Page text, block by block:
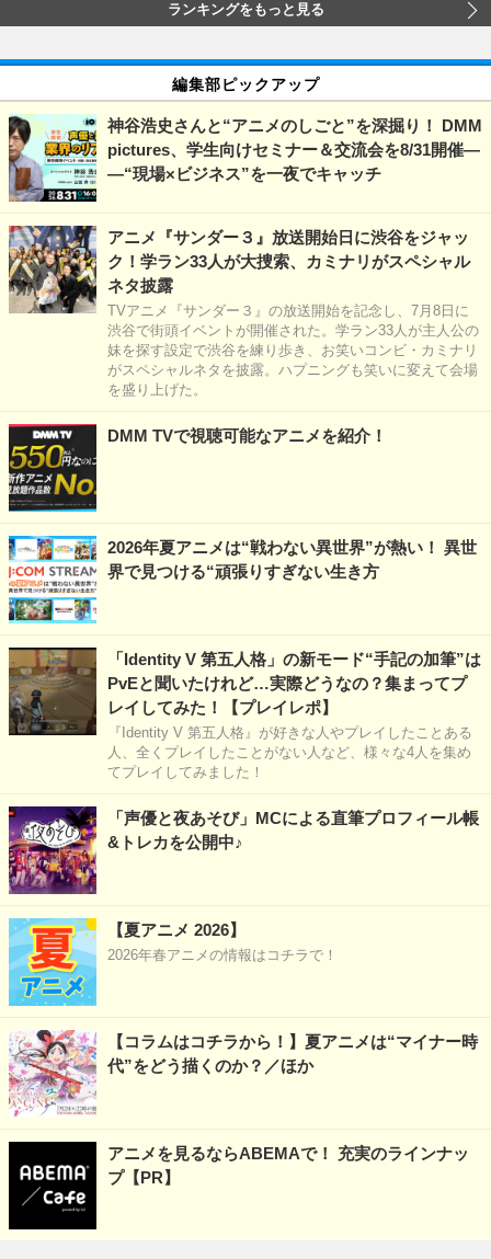
ランキングをもっと見る
編集部ピックアップ
神谷浩史さんと“アニメのしごと”を深掘り！ DMM
pictures、学生向けセミナー＆交流会を8/31開催―
―“現場×ビジネス”を一夜でキャッチ
アニメ『サンダー３』放送開始日に渋谷をジャッ
ク！学ラン33人が大捜索、カミナリがスペシャル
ネタ披露
TVアニメ『サンダー３』の放送開始を記念し、7月8日に
渋谷で街頭イベントが開催された。学ラン33人が主人公の
妹を探す設定で渋谷を練り歩き、お笑いコンビ・カミナリ
がスペシャルネタを披露。ハプニングも笑いに変えて会場
を盛り上げた。
DMM TVで視聴可能なアニメを紹介！
2026年夏アニメは“戦わない異世界”が熱い！ 異世
界で見つける“頑張りすぎない生き方
「Identity V 第五人格」の新モード“手記の加筆”は
PvEと聞いたけれど…実際どうなの？集まってプ
レイしてみた！【プレイレポ】
『Identity V 第五人格』が好きな人やプレイしたことある
人、全くプレイしたことがない人など、様々な4人を集め
てプレイしてみました！
「声優と夜あそび」MCによる直筆プロフィール帳
&トレカを公開中♪
【夏アニメ 2026】
2026年春アニメの情報はコチラで！
【コラムはコチラから！】夏アニメは“マイナー時
代”をどう描くのか？／ほか
アニメを見るならABEMAで！ 充実のラインナッ
プ【PR】